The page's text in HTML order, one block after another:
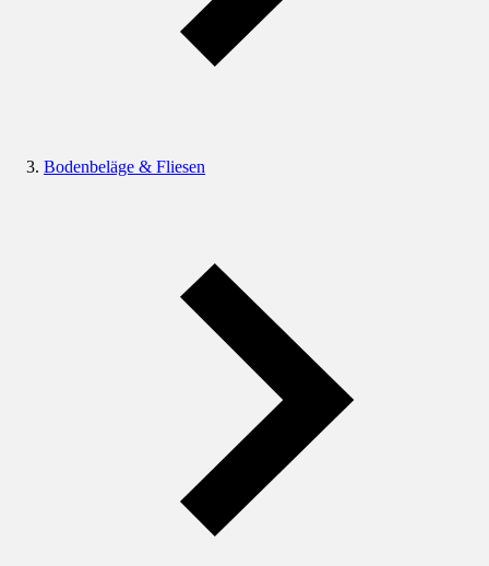
Bodenbeläge & Fliesen